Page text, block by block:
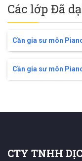
Các lớp Đã
Cần gia sư môn
Cần gia sư môn
CTY TNHH